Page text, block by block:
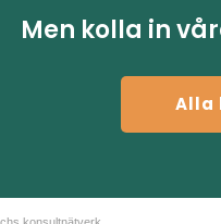
Men kolla in
Alla